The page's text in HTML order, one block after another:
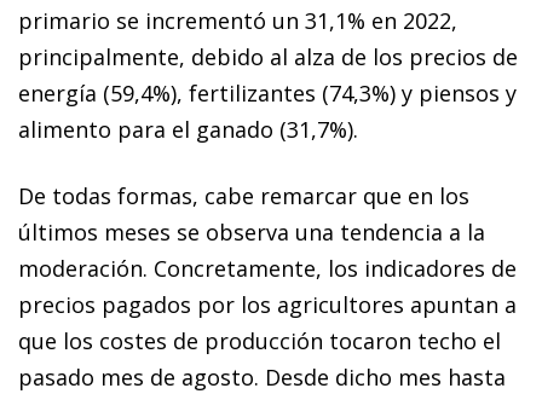
primario se incrementó un 31,1% en 2022,
principalmente, debido al alza de los precios de
energía (59,4%), fertilizantes (74,3%) y piensos y
alimento para el ganado (31,7%).
De todas formas, cabe remarcar que en los
últimos meses se observa una tendencia a la
moderación. Concretamente, los indicadores de
precios pagados por los agricultores apuntan a
que los costes de producción tocaron techo el
pasado mes de agosto. Desde dicho mes hasta